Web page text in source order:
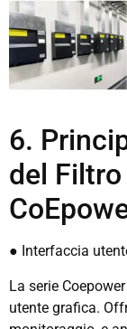
6.
del
● Interfaccia
La serie
utente grafica.